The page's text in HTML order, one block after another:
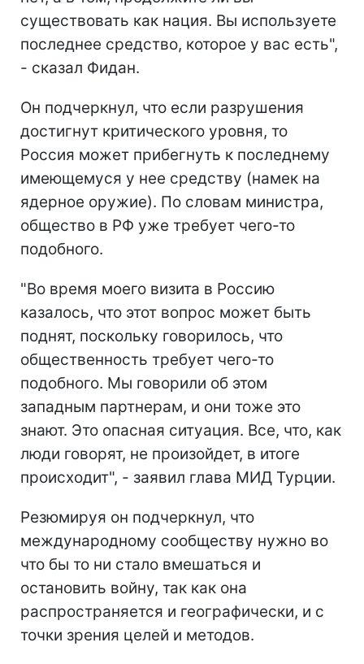
существовать как нация. Вы используете
последнее средство, которое у вас есть",
- сказал Фидан.
Он подчеркнул, что если разрушения
достигнут критического уровня, то
Россия может прибегнуть к последнему
имеющемуся у нее средству (намек на
ядерное оружие). По словам министра,
общество в РФ уже требует чего-то
подобного.
"Во время моего визита в Россию
казалось, что этот вопрос может быть
поднят, поскольку говорилось, что
общественность требует чего-то
подобного. Мы говорили об этом
западным партнерам, и они тоже это
знают. Это опасная ситуация. Все, что, как
люди говорят, не произойдет, в итоге
происходит", - заявил глава МИД Турции.
Резюмируя он подчеркнул, что
международному сообществу нужно во
что бы то ни стало вмешаться и
остановить войну, так как она
распространяется и географически, и с
точки зрения целей и методов.